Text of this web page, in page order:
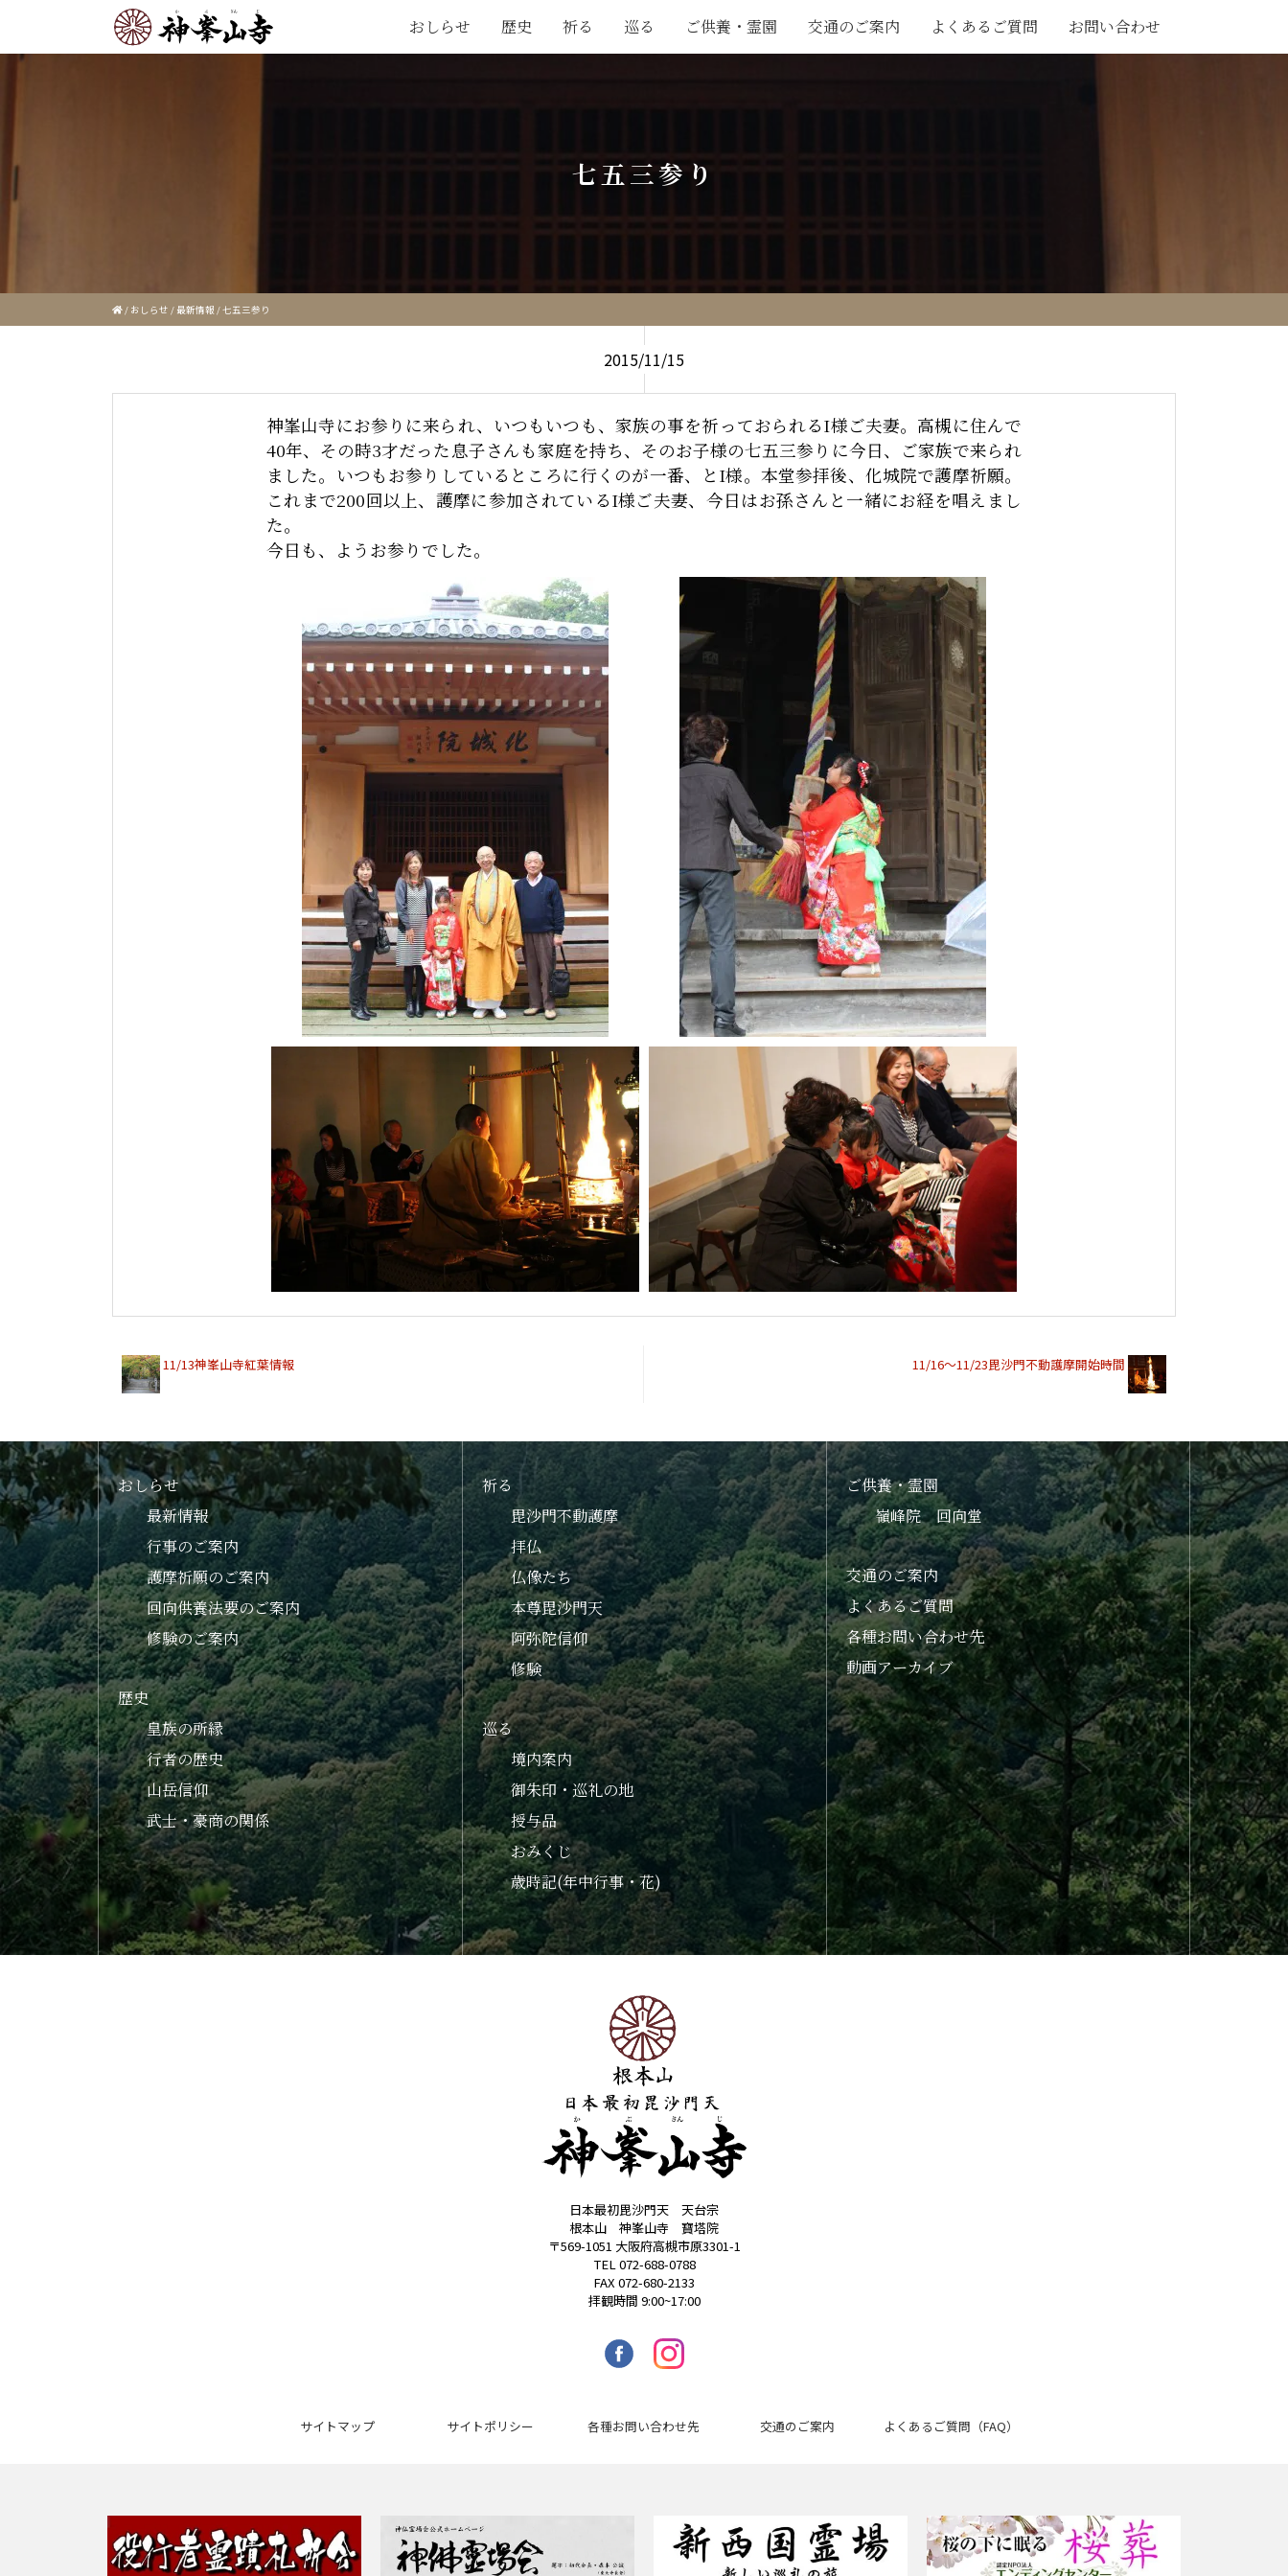
おしらせ 歴史 祈る 巡る ご供養・霊園 交通のご案内 よくあるご質問 お問い合わせ
七五三参り
/ おしらせ / 最新情報 /七五三参り
2015/11/15
神峯山寺にお参りに来られ、いつもいつも、家族の事を祈っておられるI様ご夫妻。高槻に住んで
40年、その時3才だった息子さんも家庭を持ち、そのお子様の七五三参りに今日、ご家族で来られ
ました。いつもお参りしているところに行くのが一番、とI様。本堂参拝後、化城院で護摩祈願。
これまで200回以上、護摩に参加されているI様ご夫妻、今日はお孫さんと一緒にお経を唱えまし
た。
今日も、ようお参りでした。
11/13神峯山寺紅葉情報 11/16〜11/23毘沙門不動護摩開始時間
おしらせ
最新情報
行事のご案内
護摩祈願のご案内
回向供養法要のご案内
修験のご案内
歴史
皇族の所縁
行者の歴史
山岳信仰
武士・豪商の関係
祈る
毘沙門不動護摩
拝仏
仏像たち
本尊毘沙門天
阿弥陀信仰
修験
巡る
境内案内
御朱印・巡礼の地
授与品
おみくじ
歳時記(年中行事・花)
ご供養・霊園
嶺峰院 回向堂
交通のご案内
よくあるご質問
各種お問い合わせ先
動画アーカイブ
日本最初毘沙門天 天台宗
根本山 神峯山寺 寶塔院
〒569-1051 大阪府高槻市原3301-1
TEL 072-688-0788
FAX 072-680-2133
拝観時間 9:00~17:00
サイトマップ サイトポリシー 各種お問い合わせ先 交通のご案内 よくあるご質問（FAQ）